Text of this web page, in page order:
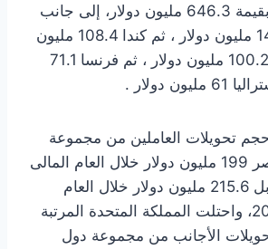
المملكة المتحدة بقيمة 646.3 مليون دولار، إلى جانب
المانيا بقيمة 144.8 مليون دولار ، ثم كندا 108.4 مليون
دولار ، ثم إيطاليا 100.2 مليون دولار ، ثم فرنسا 71.1
دولار .
تحويلات العاملين من مجموعة
دول العشرين بمصر 199 مليون دولار خلال العام المالى
2023/2024 مقابل 215.6 مليون دولار خلال العام
المالى 2022/2023، واحتلت المملكة المتحدة المرتبة
الأجانب من مجموعة دول